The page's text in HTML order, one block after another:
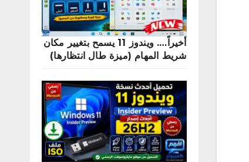
أخيراً…. ويندوز 11 يسمح بتغيير مكان
شريط المهام (ميزة طال انتظارها)